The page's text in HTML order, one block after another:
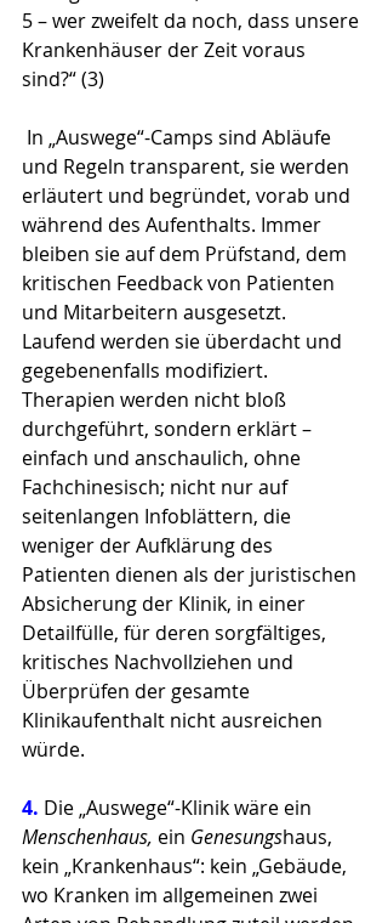
5 – wer zweifelt da noch, dass unsere
Krankenhäuser der Zeit voraus
sind?“ (3)
und Regeln transparent, sie werden
erläutert und begründet, vorab und
während des Aufenthalts. Immer
bleiben sie auf dem Prüfstand, dem
kritischen Feedback von Patienten
und Mitarbeitern ausgesetzt.
Laufend werden sie überdacht und
gegebenenfalls modifiziert.
Therapien werden nicht bloß
durchgeführt, sondern erklärt –
einfach und anschaulich, ohne
Fachchinesisch; nicht nur auf
seitenlangen Infoblättern, die
weniger der Aufklärung des
Patienten dienen als der juristischen
Absicherung der Klinik, in einer
Detailfülle, für deren sorgfältiges,
kritisches Nachvollziehen und
Überprüfen der gesamte
Klinikaufenthalt nicht ausreichen
würde.
4. Die „Auswege“-Klinik wäre ein
Menschenhaus, ein Genesungshaus,
kein „Krankenhaus“: kein „Gebäude,
wo Kranken im allgemeinen zwei